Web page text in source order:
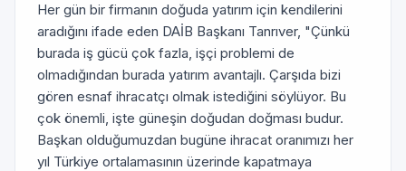
Her gün bir firmanın doğuda yatırım için kendilerini
aradığını ifade eden DAİB Başkanı Tanrıver, "Çünkü
burada iş gücü çok fazla, işçi problemi de
olmadığından burada yatırım avantajlı. Çarşıda bizi
gören esnaf ihracatçı olmak istediğini söylüyor. Bu
çok önemli, işte güneşin doğudan doğması budur.
Başkan olduğumuzdan bugüne ihracat oranımızı her
yıl Türkiye ortalamasının üzerinde kapatmaya